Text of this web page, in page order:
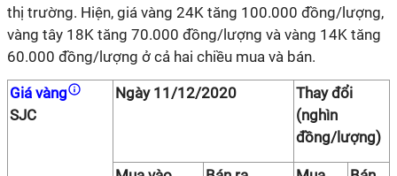
thị trường. Hiện, giá vàng 24K tăng 100.000 đồng/lượng,
vàng tây 18K tăng 70.000 đồng/lượng và vàng 14K tăng
60.000 đồng/lượng ở cả hai chiều mua và bán.
Giá vàng
SJC
Ngày 11/12/2020
Thay đổi
(nghìn
đồng/lượng)